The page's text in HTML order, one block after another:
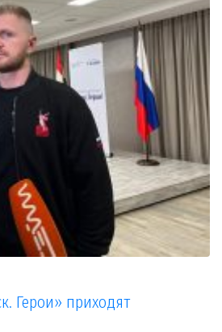
Герои» приходят